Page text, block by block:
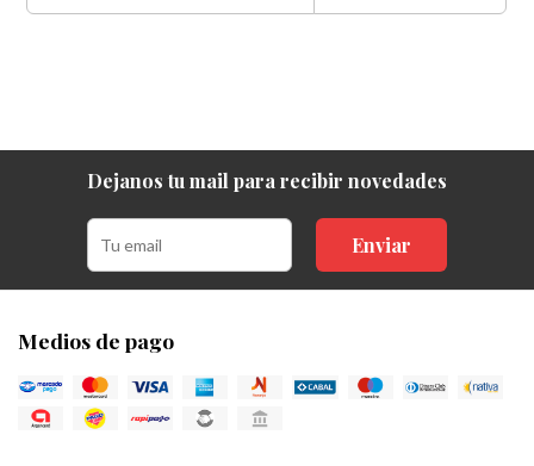
Dejanos tu mail para recibir novedades
Enviar
Medios de pago